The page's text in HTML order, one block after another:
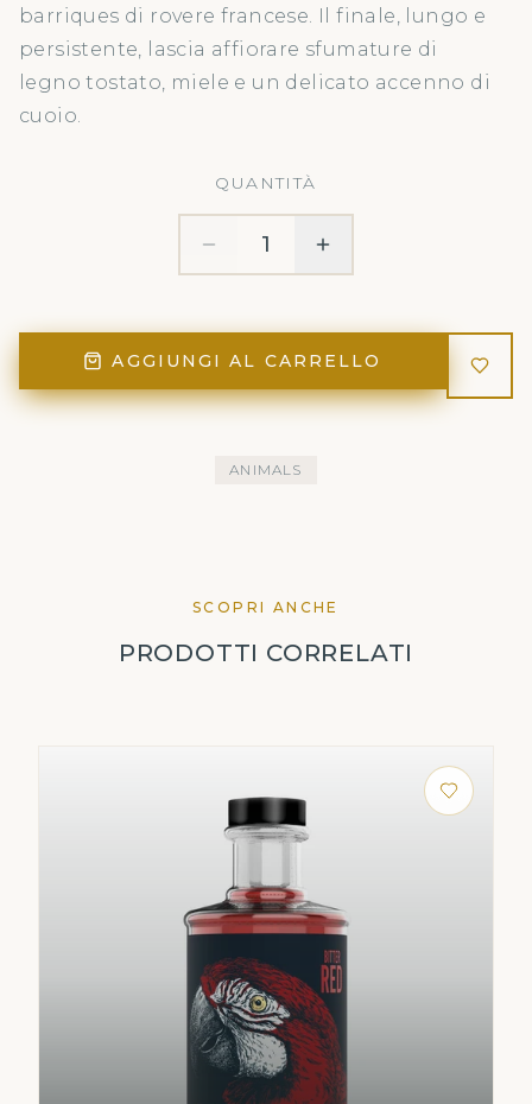
barriques di rovere francese. Il finale, lungo e
persistente, lascia affiorare sfumature di
legno tostato, miele e un delicato accenno di
cuoio.
QUANTITÀ
1
AGGIUNGI AL CARRELLO
ANIMALS
SCOPRI ANCHE
PRODOTTI CORRELATI